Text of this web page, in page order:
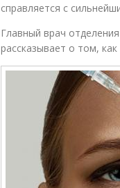
справляется с
Главный врач
рассказывает о том,